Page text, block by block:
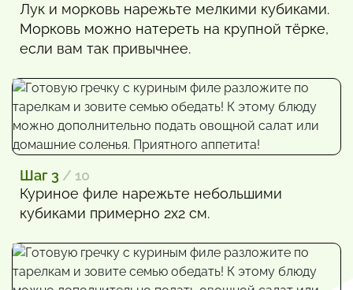
Лук и морковь нарежьте мелкими кубиками.
Морковь можно натереть на крупной тёрке,
если вам так привычнее.
Шаг 3 / 10
Куриное филе нарежьте небольшими
кубиками примерно 2х2 см.